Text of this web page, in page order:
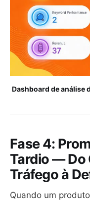
Dashboard de análise
Fase 4:
Tardio — Do
Tráfego à
Quando um